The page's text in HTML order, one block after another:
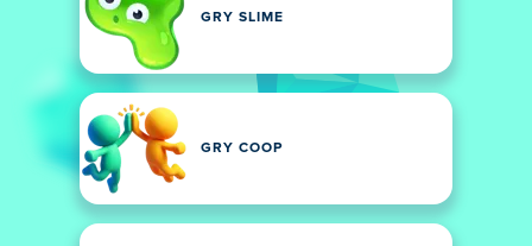
GRY SLIME
GRY COOP